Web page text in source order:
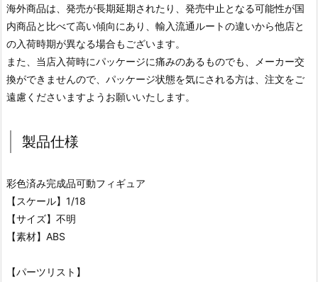
海外商品は、発売が長期延期されたり、発売中止となる可能性が国
内商品と比べて高い傾向にあり、輸入流通ルートの違いから他店と
の入荷時期が異なる場合もございます。
また、当店入荷時にパッケージに痛みのあるものでも、メーカー交
換ができませんので、パッケージ状態を気にされる方は、注文をご
遠慮くださいますようお願いいたします。
製品仕様
彩色済み完成品可動フィギュア
【スケール】1/18
【サイズ】不明
【素材】ABS
【パーツリスト】